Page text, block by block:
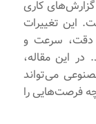
کاری
این تغییرات
دقت، سرعت و
این مقاله،
می‌تواند
فرصت‌هایی را